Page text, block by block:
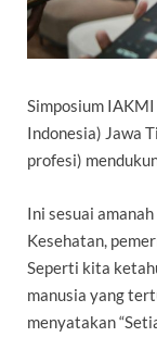
Simposium IAKMI
Indonesia) Jawa
profesi)
Ini sesuai
Kesehatan,
Seperti kita
manusia yang
menyatakan